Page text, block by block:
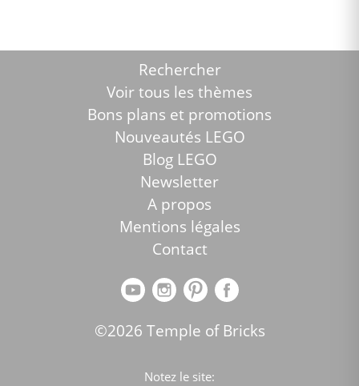
Rechercher
Voir tous les thèmes
Bons plans et promotions
Nouveautés LEGO
Blog LEGO
Newsletter
A propos
Mentions légales
Contact
©2026 Temple of Bricks
Notez le site: